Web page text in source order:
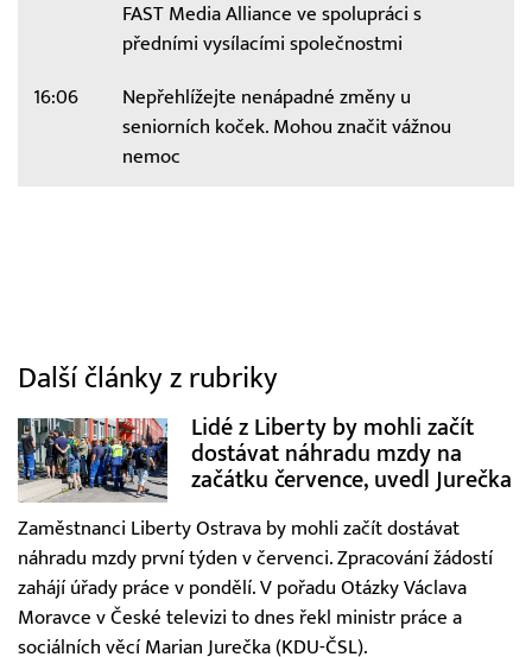
FAST Media Alliance ve spolupráci s
předními vysílacími společnostmi
16:06
Nepřehlížejte nenápadné změny u
seniorních koček. Mohou značit vážnou
nemoc
Další články z rubriky
Lidé z Liberty by mohli začít
dostávat náhradu mzdy na
začátku července, uvedl Jurečka
Zaměstnanci Liberty Ostrava by mohli začít dostávat
náhradu mzdy první týden v červenci. Zpracování žádostí
zahájí úřady práce v pondělí. V pořadu Otázky Václava
Moravce v České televizi to dnes řekl ministr práce a
sociálních věcí Marian Jurečka (KDU-ČSL).